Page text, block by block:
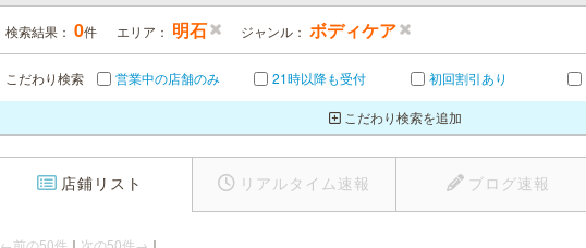
検索結果： 0件 エリア： 明石 ジャンル： ボディケア
こだわり検索 営業中の店舗のみ 21時以降も受付 初回割引あり
こだわり検索を追加
店鋪リスト リアルタイム速報 ブログ速報
←前の50件 ｜ 次の50件→ ｜